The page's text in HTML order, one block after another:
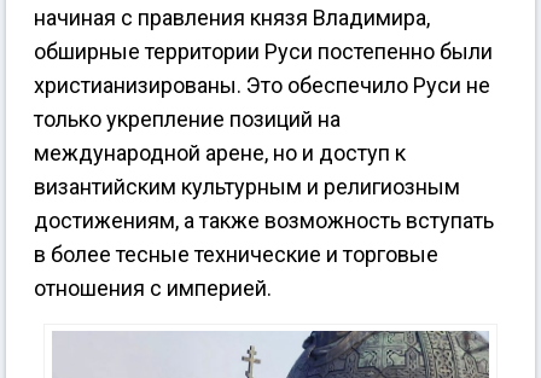
начиная с правления князя Владимира,
обширные территории Руси постепенно были
христианизированы. Это обеспечило Руси не
только укрепление позиций на
международной арене, но и доступ к
византийским культурным и религиозным
достижениям, а также возможность вступать
в более тесные технические и торговые
отношения с империей.